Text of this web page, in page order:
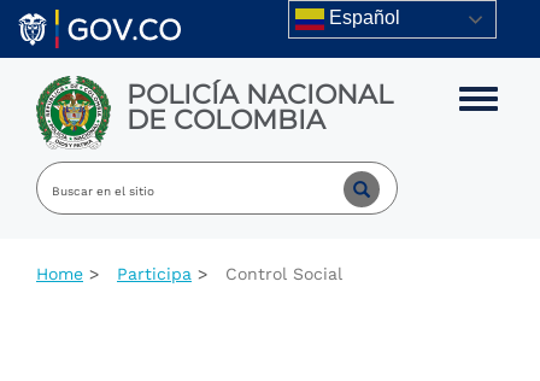
Skip to main content Español
POLICÍA NACIONAL
DE COLOMBIA Toggle
Home Participa Control Social